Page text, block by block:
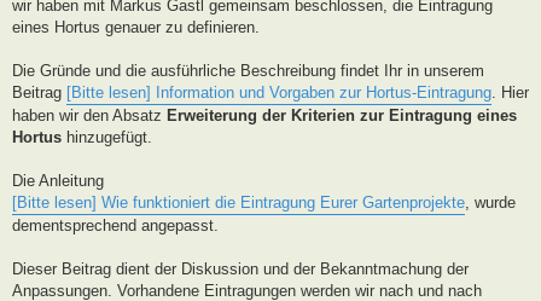
wir haben mit Markus Gastl gemeinsam beschlossen, die Eintragung
eines Hortus genauer zu definieren.
Die Gründe und die ausführliche Beschreibung findet Ihr in unserem
Beitrag [Bitte lesen] Information und Vorgaben zur Hortus-Eintragung . Hier
haben wir den Absatz Erweiterung der Kriterien zur Eintragung eines
Hortus hinzugefügt.
Die Anleitung
[Bitte lesen] Wie funktioniert die Eintragung Eurer Gartenprojekte , wurde
dementsprechend angepasst.
Dieser Beitrag dient der Diskussion und der Bekanntmachung der
Anpassungen. Vorhandene Eintragungen werden wir nach und nach